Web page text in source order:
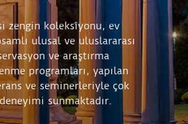
zengin koleksiyonu, ev
ulusal ve uluslararası
ve araştırma
programları, yapılan
ve seminerleriyle çok
sunmaktadır.